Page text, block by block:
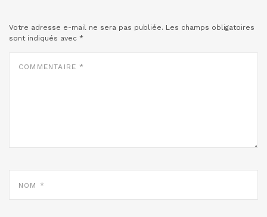
Votre adresse e-mail ne sera pas publiée. Les champs obligatoires
sont indiqués avec *